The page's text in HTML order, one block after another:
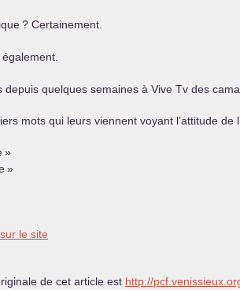
? Certainement.
depuis quelques semaines à Vive Tv des
mots qui leurs viennent voyant l’attitude de
»
»
sur le site
de cet article est http://